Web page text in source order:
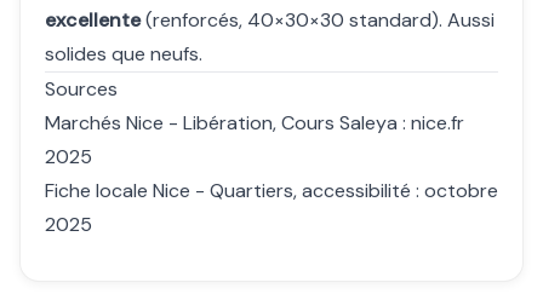
excellente(renforcés, 40×30×30 standard). Aussi
solides que neufs.
Sources
Marchés Nice - Libération, Cours Saleya : nice.fr
2025
Fiche locale Nice - Quartiers, accessibilité : octobre
2025